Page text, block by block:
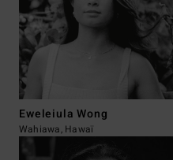
Eweleiula Wong
Wahiawa, Hawaï